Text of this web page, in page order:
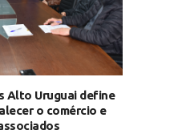
Alto Uruguai define
o comércio e